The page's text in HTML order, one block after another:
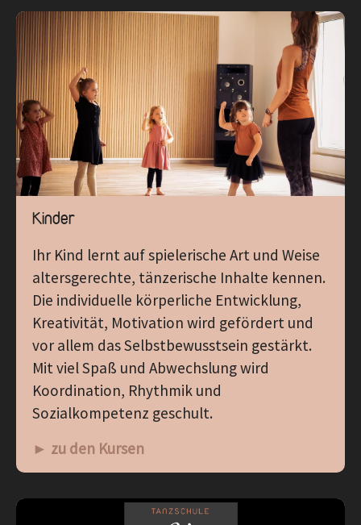
Kinder
Ihr Kind lernt auf spielerische Art und Weise
altersgerechte, tänzerische Inhalte kennen.
Die individuelle körperliche Entwicklung,
Kreativität, Motivation wird gefördert und
vor allem das Selbstbewusstsein gestärkt.
Mit viel Spaß und Abwechslung wird
Koordination, Rhythmik und
Sozialkompetenz geschult.
► zu den Kursen